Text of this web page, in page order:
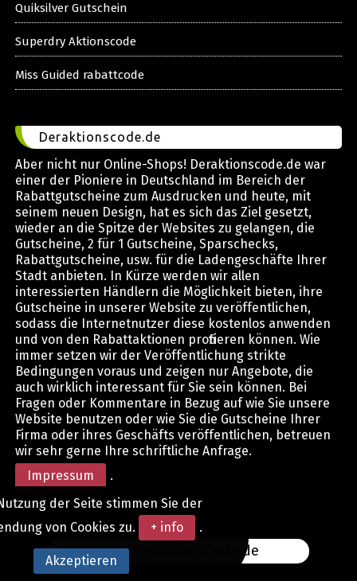
Quiksilver Gutschein
Superdry Aktionscode
Miss Guided rabattcode
Deraktionscode.de
Aber nicht nur Online-Shops! Deraktionscode.de war
einer der Pioniere in Deutschland im Bereich der
Rabattgutscheine zum Ausdrucken und heute, mit
seinem neuen Design, hat es sich das Ziel gesetzt,
wieder an die Spitze der Websites zu gelangen, die
Gutscheine, 2 für 1 Gutscheine, Sparschecks,
Rabattgutscheine, usw. für die Ladengeschäfte Ihrer
Stadt anbieten. In Kürze werden wir allen
interessierten Händlern die Möglichkeit bieten, ihre
Gutscheine in unserer Website zu veröffentlichen,
sodass die Internetnutzer diese kostenlos anwenden
und von den Rabattaktionen profitieren können. Wie
immer setzen wir der Veröffentlichung strikte
Bedingungen voraus und zeigen nur Angebote, die
auch wirklich interessant für Sie sein können. Bei
Fragen oder Kommentare in Bezug auf wie Sie unsere
Website benutzen oder wie Sie die Gutscheine Ihrer
Firma oder ihres Geschäfts veröffentlichen, betreuen
wir sehr gerne Ihre schriftliche Anfrage.
Impressum
.
www.DerAktionsCode.de
der Seite stimmen Sie der
von Cookies zu.
+ info .
Akzeptieren